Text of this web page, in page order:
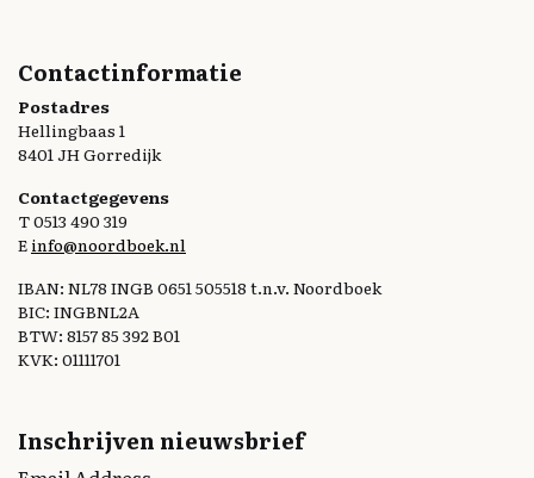
Contactinformatie
Postadres
Hellingbaas 1
8401 JH Gorredijk
Contactgegevens
T 0513 490 319
E info@noordboek.nl
IBAN: NL78 INGB 0651 505518 t.n.v. Noordboek
BIC: INGBNL2A
BTW: 8157 85 392 B01
KVK: 01111701
Inschrijven nieuwsbrief